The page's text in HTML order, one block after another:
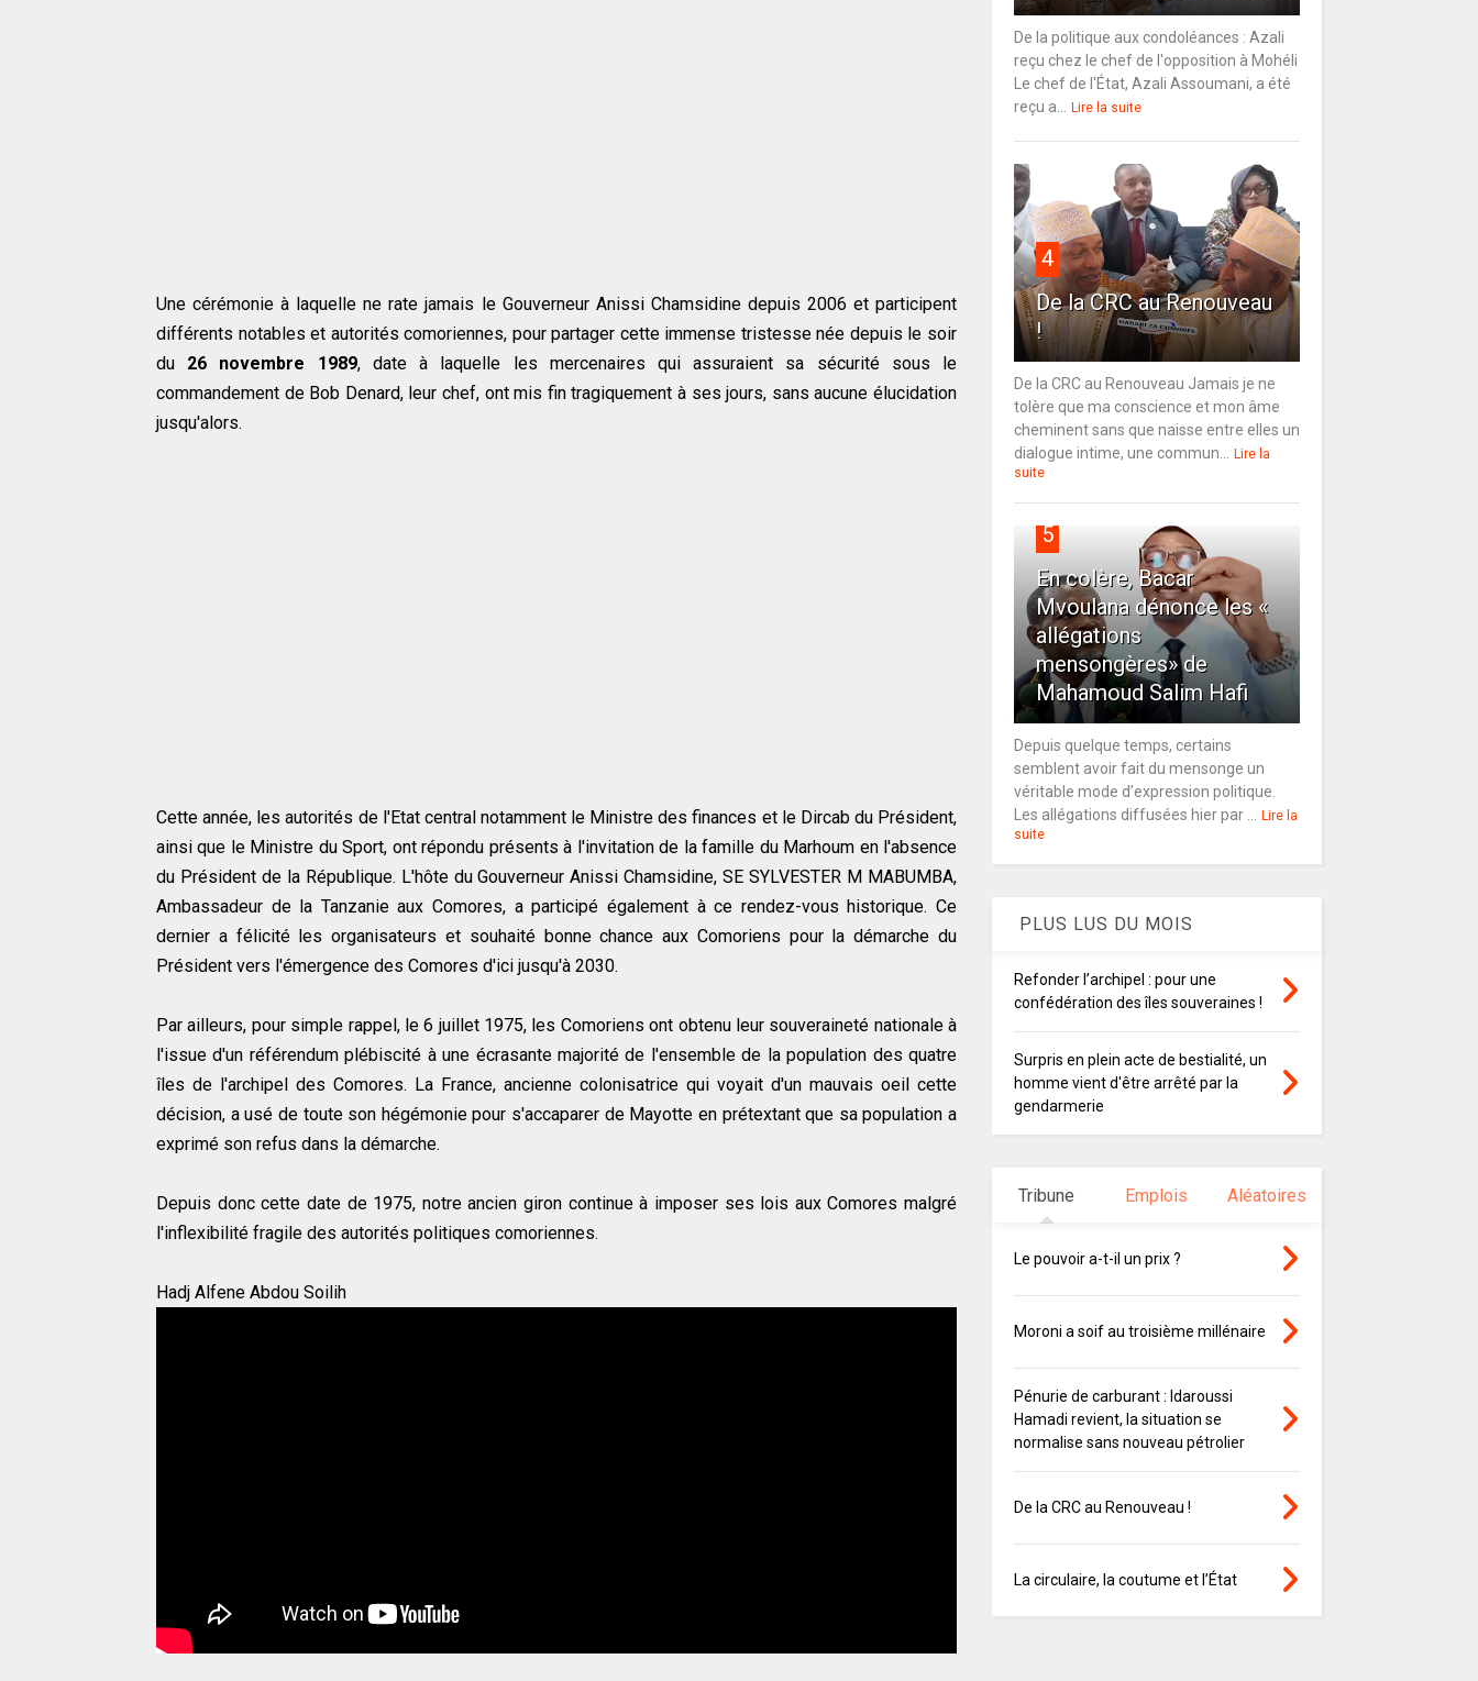
Une cérémonie à laquelle ne rate jamais le Gouverneur Anissi Chamsidine depuis 2006 et participent
différents notables et autorités comoriennes, pour partager cette immense tristesse née depuis le soir
du 26 novembre 1989, date à laquelle les mercenaires qui assuraient sa sécurité sous le
commandement de Bob Denard, leur chef, ont mis fin tragiquement à ses jours, sans aucune élucidation
jusqu'alors.
Cette année, les autorités de l'Etat central notamment le Ministre des finances et le Dircab du Président,
ainsi que le Ministre du Sport, ont répondu présents à l'invitation de la famille du Marhoum en l'absence
du Président de la République. L'hôte du Gouverneur Anissi Chamsidine, SE SYLVESTER M MABUMBA,
Ambassadeur de la Tanzanie aux Comores, a participé également à ce rendez-vous historique. Ce
dernier a félicité les organisateurs et souhaité bonne chance aux Comoriens pour la démarche du
Président vers l'émergence des Comores d'ici jusqu'à 2030.
Par ailleurs, pour simple rappel, le 6 juillet 1975, les Comoriens ont obtenu leur souveraineté nationale à
l'issue d'un référendum plébiscité à une écrasante majorité de l'ensemble de la population des quatre
îles de l'archipel des Comores. La France, ancienne colonisatrice qui voyait d'un mauvais oeil cette
décision, a usé de toute son hégémonie pour s'accaparer de Mayotte en prétextant que sa population a
exprimé son refus dans la démarche.
Depuis donc cette date de 1975, notre ancien giron continue à imposer ses lois aux Comores malgré
l'inflexibilité fragile des autorités politiques comoriennes.
Hadj Alfene Abdou Soilih
De la politique aux condoléances : Azali
reçu chez le chef de l'opposition à Mohéli
Le chef de l'État, Azali Assoumani, a été
reçu a...
Lire la suite
4
De la CRC au Renouveau
!
De la CRC au Renouveau Jamais je ne
tolère que ma conscience et mon âme
cheminent sans que naisse entre elles un
dialogue intime, une commun...
Lire la
suite
5
En colère, Bacar
Mvoulana dénonce les «
allégations
mensongères» de
Mahamoud Salim Hafi
Depuis quelque temps, certains
semblent avoir fait du mensonge un
véritable mode d’expression politique.
Les allégations diffusées hier par ...
Lire la
suite
PLUS LUS DU MOIS
Refonder l’archipel : pour une
confédération des îles souveraines !
Surpris en plein acte de bestialité, un
homme vient d'être arrêté par la
gendarmerie
Tribune Emplois Aléatoires
Le pouvoir a-t-il un prix ?
Moroni a soif au troisième millénaire
Pénurie de carburant : Idaroussi
Hamadi revient, la situation se
normalise sans nouveau pétrolier
De la CRC au Renouveau !
La circulaire, la coutume et l’État